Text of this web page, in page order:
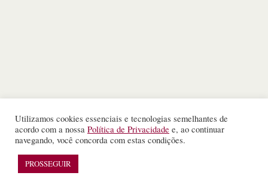
Utilizamos cookies essenciais e tecnologias semelhantes de
acordo com a nossa Política de Privacidade e, ao continuar
navegando, você concorda com estas condições.
PROSSEGUIR